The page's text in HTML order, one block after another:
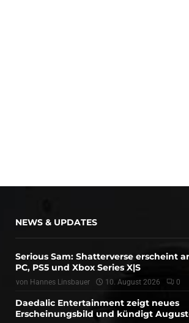
NEWS & UPDATES
Serious Sam: Shatterverse erscheint
PC, PS5 und Xbox Series X|S
von Hannes Linsbauer 10. August 2026 0
Daedalic Entertainment zeigt neues
Erscheinungsbild und kündigt